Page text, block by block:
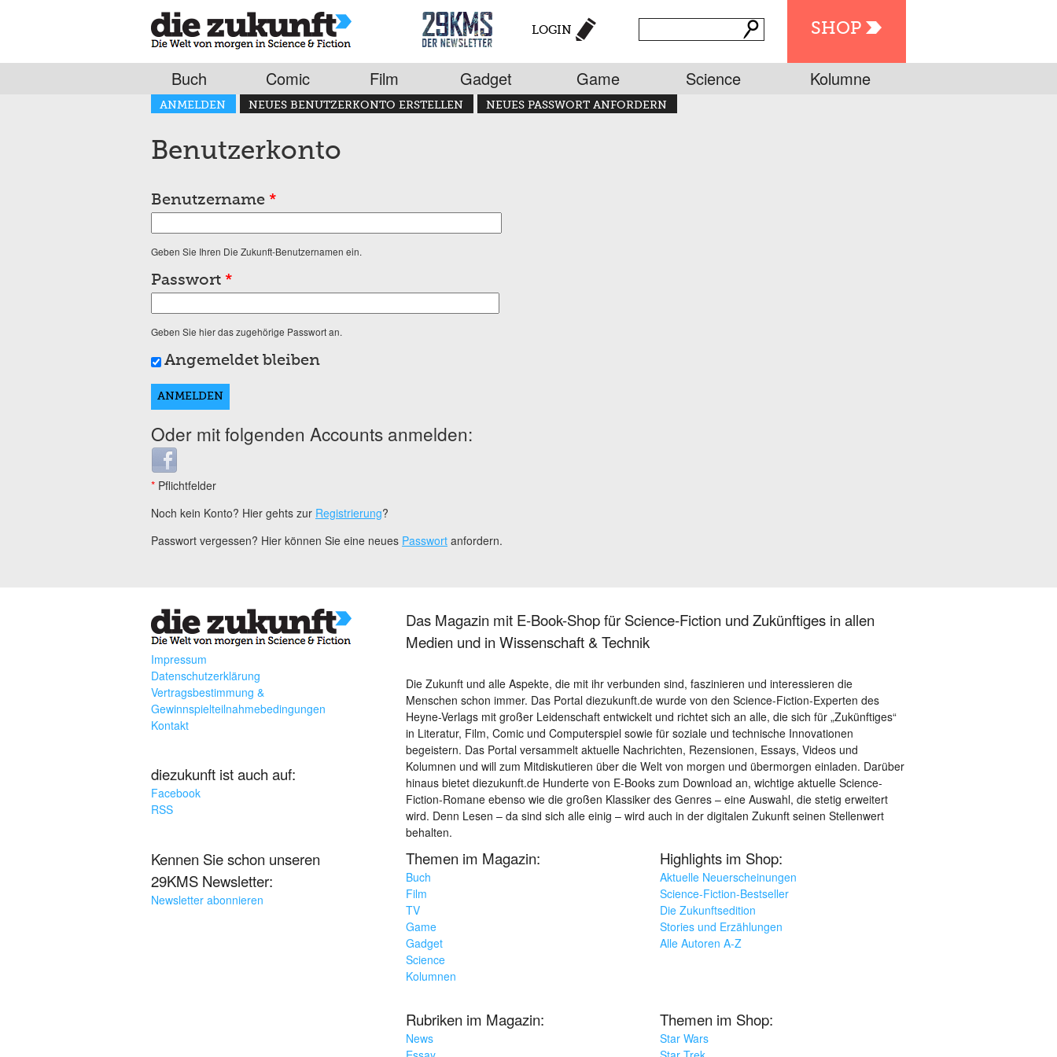
SHOP
LOGIN
Buch Comic Film Gadget Game Science Kolumne
Haupt-Reiter
ANMELDEN
(AKTIVER REITER)
NEUES BENUTZERKONTO ERSTELLEN NEUES PASSWORT ANFORDERN
Benutzerkonto
Benutzername *
Geben Sie Ihren Die Zukunft-Benutzernamen ein.
Passwort *
Geben Sie hier das zugehörige Passwort an.
Angemeldet bleiben
Oder mit folgenden Accounts anmelden:
Login with Facebook
* Pflichtfelder
Noch kein Konto? Hier gehts zur Registrierung?
Passwort vergessen? Hier können Sie eine neues Passwort anfordern.
Impressum
Datenschutzerklärung
Vertragsbestimmung &
Gewinnspielteilnahmebedingungen
Kontakt
diezukunft ist auch auf:
Facebook
RSS
Kennen Sie schon unseren
29KMS Newsletter:
Newsletter abonnieren
Das Magazin mit E-Book-Shop für Science-Fiction und Zukünftiges in allen
Medien und in Wissenschaft & Technik
Die Zukunft und alle Aspekte, die mit ihr verbunden sind, faszinieren und interessieren die
Menschen schon immer. Das Portal diezukunft.de wurde von den Science-Fiction-Experten des
Heyne-Verlags mit großer Leidenschaft entwickelt und richtet sich an alle, die sich für „Zukünftiges“
in Literatur, Film, Comic und Computerspiel sowie für soziale und technische Innovationen
begeistern. Das Portal versammelt aktuelle Nachrichten, Rezensionen, Essays, Videos und
Kolumnen und will zum Mitdiskutieren über die Welt von morgen und übermorgen einladen. Darüber
hinaus bietet diezukunft.de Hunderte von E-Books zum Download an, wichtige aktuelle Science-
Fiction-Romane ebenso wie die großen Klassiker des Genres – eine Auswahl, die stetig erweitert
wird. Denn Lesen – da sind sich alle einig – wird auch in der digitalen Zukunft seinen Stellenwert
behalten.
Themen im Magazin:
Buch
Film
TV
Game
Gadget
Science
Kolumnen
Highlights im Shop:
Aktuelle Neuerscheinungen
Science-Fiction-Bestseller
Die Zukunftsedition
Stories und Erzählungen
Alle Autoren A-Z
Rubriken im Magazin:
News
Themen im Shop:
Star Wars